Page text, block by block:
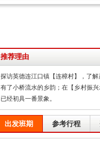
推荐理由
探访英德连江口镇【连樟村】，了
有了小桥流水的乡韵；在【乡村振
已经初具一番景象。
出发班期 参考行程